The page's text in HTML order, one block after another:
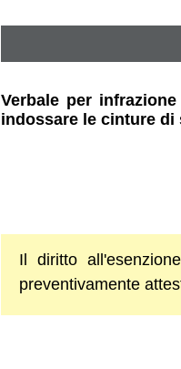
Verbale per
indossare le cinture
Il diritto
preventivamente